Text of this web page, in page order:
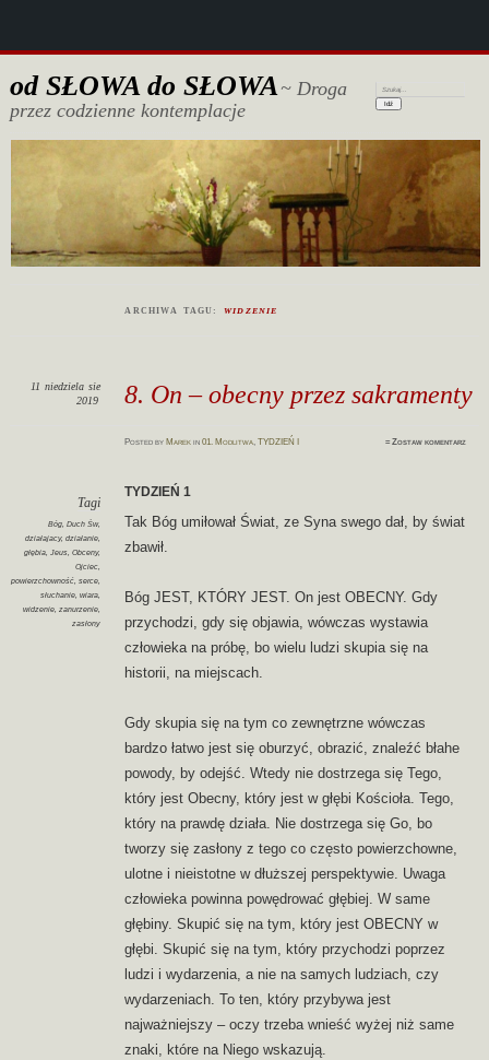
od SŁOWA do SŁOWA~ Droga
przez codzienne kontemplacje
Szukaj:
ARCHIWA TAGU: WIDZENIE
8. On – obecny przez sakramenty
11 niedziela sie
2019
Postedby Marek in01. Modlitwa,TYDZIEŃ I ≈Zostaw komentarz
Tagi
Bóg, Duch Św,
działajacy, działanie,
głębia, Jeus, Obceny,
Ojciec,
powierzchowność, serce,
słuchanie, wiara,
widzenie, zanurzenie,
zasłony
TYDZIEŃ 1
Tak Bóg umiłował Świat, ze Syna swego dał, by świat
zbawił.
Bóg JEST, KTÓRY JEST. On jest OBECNY. Gdy
przychodzi, gdy się objawia, wówczas wystawia
człowieka na próbę, bo wielu ludzi skupia się na
historii, na miejscach.
Gdy skupia się na tym co zewnętrzne wówczas
bardzo łatwo jest się oburzyć, obrazić, znaleźć błahe
powody, by odejść. Wtedy nie dostrzega się Tego,
który jest Obecny, który jest w głębi Kościoła. Tego,
który na prawdę działa. Nie dostrzega się Go, bo
tworzy się zasłony z tego co często powierzchowne,
ulotne i nieistotne w dłuższej perspektywie. Uwaga
człowieka powinna powędrować głębiej. W same
głębiny. Skupić się na tym, który jest OBECNY w
głębi. Skupić się na tym, który przychodzi poprzez
ludzi i wydarzenia, a nie na samych ludziach, czy
wydarzeniach. To ten, który przybywa jest
najważniejszy – oczy trzeba wnieść wyżej niż same
znaki, które na Niego wskazują.